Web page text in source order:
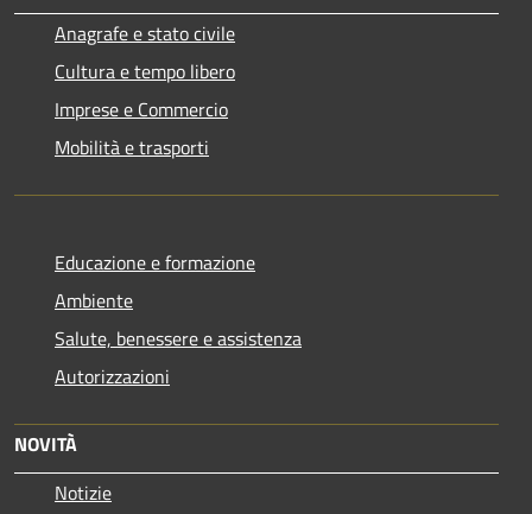
Anagrafe e stato civile
Cultura e tempo libero
Imprese e Commercio
Mobilità e trasporti
Educazione e formazione
Ambiente
Salute, benessere e assistenza
Autorizzazioni
NOVITÀ
Notizie